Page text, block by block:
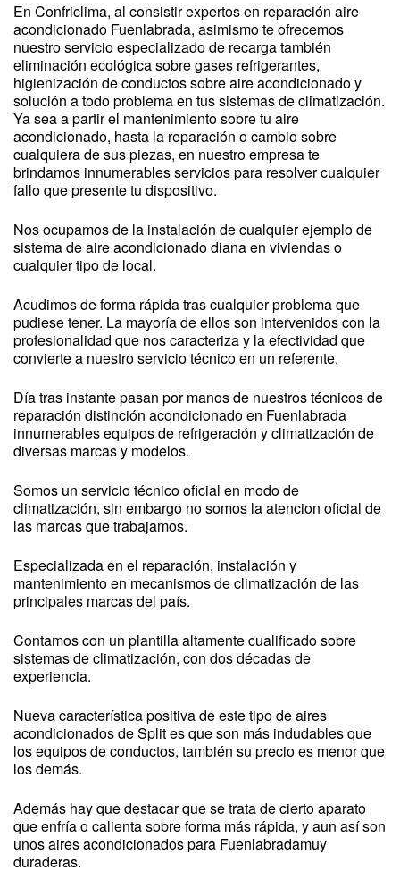
En Confriclima, al consistir expertos en reparación aire
acondicionado Fuenlabrada, asimismo te ofrecemos
nuestro servicio especializado de recarga también
eliminación ecológica sobre gases refrigerantes,
higienización de conductos sobre aire acondicionado y
solución a todo problema en tus sistemas de climatización.
Ya sea a partir el mantenimiento sobre tu aire
acondicionado, hasta la reparación o cambio sobre
cualquiera de sus piezas, en nuestro empresa te
brindamos innumerables servicios para resolver cualquier
fallo que presente tu dispositivo.
Nos ocupamos de la instalación de cualquier ejemplo de
sistema de aire acondicionado diana en viviendas o
cualquier tipo de local.
Acudimos de forma rápida tras cualquier problema que
pudiese tener. La mayoría de ellos son intervenidos con la
profesionalidad que nos caracteriza y la efectividad que
convierte a nuestro servicio técnico en un referente.
Día tras instante pasan por manos de nuestros técnicos de
reparación distinción acondicionado en Fuenlabrada
innumerables equipos de refrigeración y climatización de
diversas marcas y modelos.
Somos un servicio técnico oficial en modo de
climatización, sin embargo no somos la atencion oficial de
las marcas que trabajamos.
Especializada en el reparación, instalación y
mantenimiento en mecanismos de climatización de las
principales marcas del país.
Contamos con un plantilla altamente cualificado sobre
sistemas de climatización, con dos décadas de
experiencia.
Nueva característica positiva de este tipo de aires
acondicionados de Split es que son más indudables que
los equipos de conductos, también su precio es menor que
los demás.
Además hay que destacar que se trata de cierto aparato
que enfría o calienta sobre forma más rápida, y aun así son
unos aires acondicionados para Fuenlabradamuy
duraderas.